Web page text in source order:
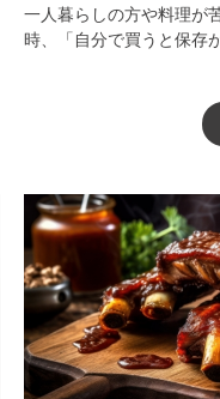
一人暮らしの方や料理が
時、「自分で買うと保存